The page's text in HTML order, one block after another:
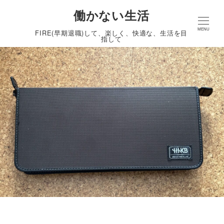
働かない生活
FIRE(早期退職)して、楽しく、快適な、生活を目
指して
MENU